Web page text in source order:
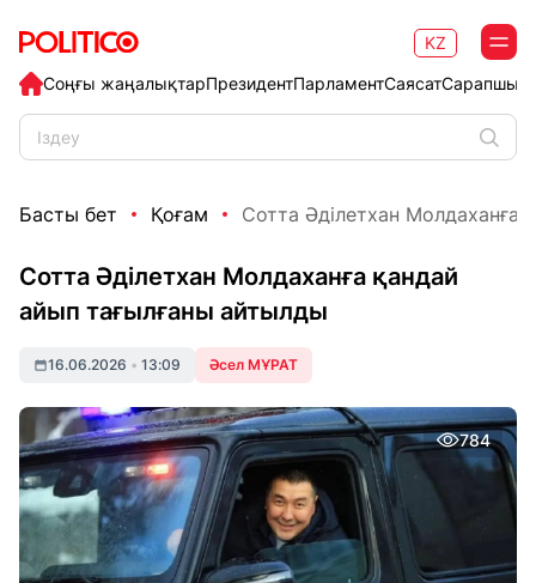
Соңғы жаңалықтарПрезидентПарламентСаясат
KZ
Басты бет Қоғам Сотта Әділетхан Молдаханға
Сотта Әділетхан Молдаханға қандай
айып тағылғаны айтылды
16.06.2026 • 13:09 Әсел МҰРАТ
784